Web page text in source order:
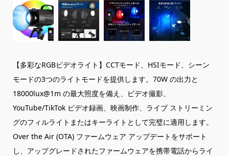
【多彩なRGBビデオライト】CCTモード、HSIモード、シーン
モードの3つのライトモードを提供します。70W の出力と
18000lux@1m の最大照度を備え、ビデオ撮影、
YouTube/TikTok ビデオ録画、映画制作、ライブ ストリーミン
グのフィルライトまたはキーライトとして完璧に適用します。
Over the Air (OTA) ファームウェア アップデートをサポート
し、アップグレードされたファームウェアを携帯電話からライ